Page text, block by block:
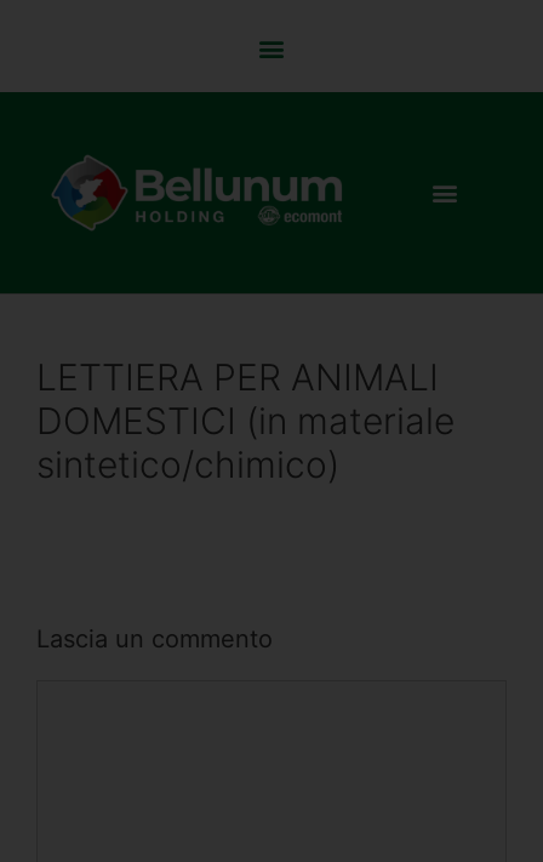
LETTIERA PER ANIMALI
DOMESTICI (in materiale
sintetico/chimico)
Lascia un commento